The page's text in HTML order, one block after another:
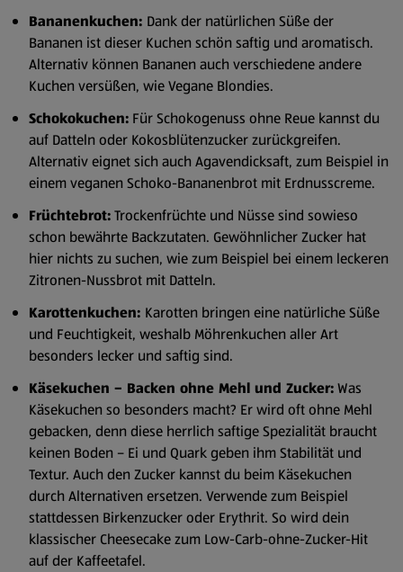
Bananenkuchen: Dank der natürlichen Süße der
Bananen ist dieser Kuchen schön saftig und aromatisch.
Alternativ können Bananen auch verschiedene andere
Kuchen versüßen, wie Vegane Blondies.
Schokokuchen: Für Schokogenuss ohne Reue kannst du
auf Datteln oder Kokosblütenzucker zurückgreifen.
Alternativ eignet sich auch Agavendicksaft, zum Beispiel in
einem veganen Schoko-Bananenbrot mit Erdnusscreme.
Früchtebrot:Trockenfrüchte und Nüsse sind sowieso
schon bewährte Backzutaten. Gewöhnlicher Zucker hat
hier nichts zu suchen, wie zum Beispiel bei einem leckeren
Zitronen-Nussbrot mit Datteln.
Karottenkuchen: Karotten bringen eine natürliche Süße
und Feuchtigkeit, weshalb Möhrenkuchen aller Art
besonders lecker und saftig sind.
Käsekuchen – Backen ohne Mehl und Zucker:Was
Käsekuchen so besonders macht? Er wird oft ohne Mehl
gebacken, denn diese herrlich saftige Spezialität braucht
keinen Boden – Ei und Quark geben ihm Stabilität und
Textur. Auch den Zucker kannst du beim Käsekuchen
durch Alternativen ersetzen. Verwende zum Beispiel
stattdessen Birkenzucker oder Erythrit. So wird dein
klassischer Cheesecake zum Low-Carb-ohne-Zucker-Hit
auf der Kaffeetafel.